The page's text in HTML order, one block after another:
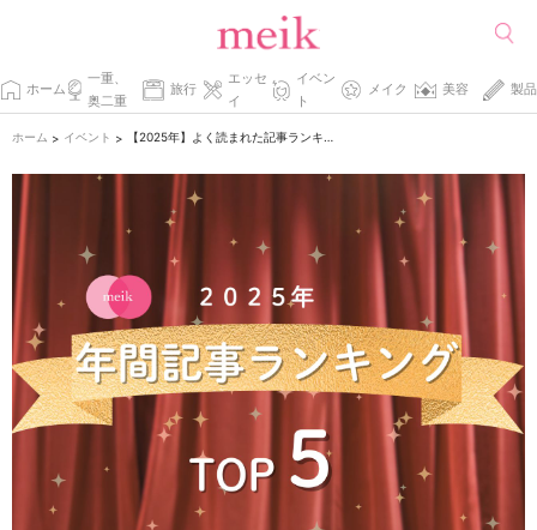
ホーム
一重、
奥二重
旅行
エッセ
イ
イベン
ト
メイク 美容 製品
ホーム > イベント > 【2025年】よく読まれた記事ランキング！